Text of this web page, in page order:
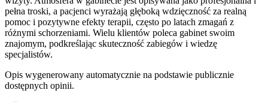
pełna troski, a pacjenci wyrażają głęboką wdzięczność za realną
pomoc i pozytywne efekty terapii, często po latach zmagań z
różnymi schorzeniami. Wielu klientów poleca gabinet swoim
znajomym, podkreślając skuteczność zabiegów i wiedzę
specjalistów.
Opis wygenerowany automatycznie na podstawie publicznie
dostępnych opinii.